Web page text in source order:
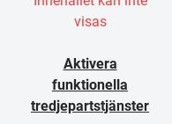
visas
Aktivera
funktionella
tredjepartstjänster